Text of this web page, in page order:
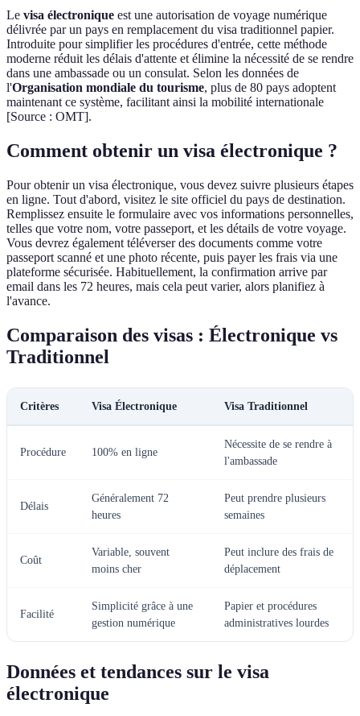
Le visa électronique est une autorisation de voyage numérique
délivrée par un pays en remplacement du visa traditionnel papier.
Introduite pour simplifier les procédures d'entrée, cette méthode
moderne réduit les délais d'attente et élimine la nécessité de se rendre
dans une ambassade ou un consulat. Selon les données de
l'Organisation mondiale du tourisme, plus de 80 pays adoptent
maintenant ce système, facilitant ainsi la mobilité internationale
[Source : OMT].
Comment obtenir un visa électronique ?
Pour obtenir un visa électronique, vous devez suivre plusieurs étapes
en ligne. Tout d'abord, visitez le site officiel du pays de destination.
Remplissez ensuite le formulaire avec vos informations personnelles,
telles que votre nom, votre passeport, et les détails de votre voyage.
Vous devrez également téléverser des documents comme votre
passeport scanné et une photo récente, puis payer les frais via une
plateforme sécurisée. Habituellement, la confirmation arrive par
email dans les 72 heures, mais cela peut varier, alors planifiez à
l'avance.
Comparaison des visas : Électronique vs
Traditionnel
Critères Visa Électronique Visa Traditionnel
Procédure 100% en ligne
Nécessite de se rendre à
l'ambassade
Délais
Généralement 72
heures
Peut prendre plusieurs
semaines
Coût
Variable, souvent
moins cher
Peut inclure des frais de
déplacement
Facilité
Simplicité grâce à une
gestion numérique
Papier et procédures
administratives lourdes
Données et tendances sur le visa
électronique